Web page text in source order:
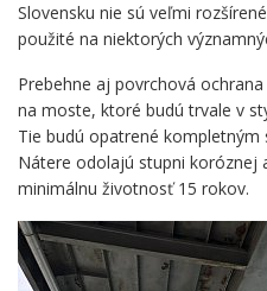
Slovensku nie sú veľmi
použité na niektorých
Prebehne aj povrchová
na moste, ktoré budú trvale v
Tie budú opatrené
Nátere odolajú stupni koróznej
minimálnu životnosť 15 rokov.